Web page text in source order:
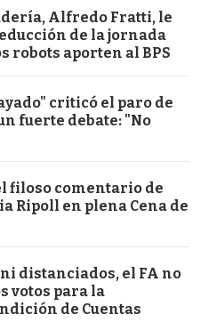
Alfredo Fratti, le
de la jornada
robots aporten al BPS
criticó el paro de
fuerte debate: "No
filoso comentario de
Ripoll en plena Cena de
distanciados, el FA no
votos para la
de Cuentas